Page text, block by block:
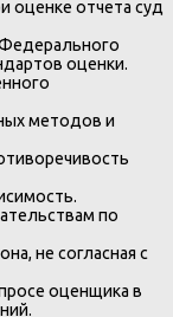
оценке отчета суд
оценки.
методов и
по
не согласная с
оценщика в